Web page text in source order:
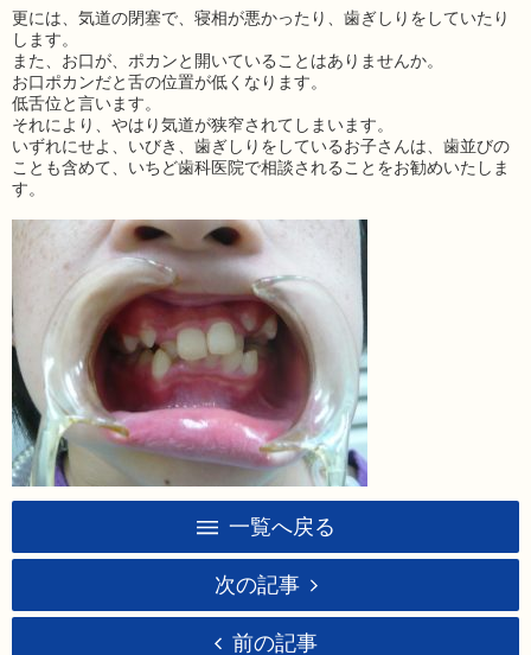
更には、気道の閉塞で、寝相が悪かったり、歯ぎしりをしていたり
します。
また、お口が、ポカンと開いていることはありませんか。
お口ポカンだと舌の位置が低くなります。
低舌位と言います。
それにより、やはり気道が狭窄されてしまいます。
いずれにせよ、いびき、歯ぎしりをしているお子さんは、歯並びの
ことも含めて、いちど歯科医院で相談されることをお勧めいたしま
す。
一覧へ戻る
次の記事
前の記事